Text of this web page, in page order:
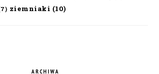
ziemniaki (10)
ARCHIWA